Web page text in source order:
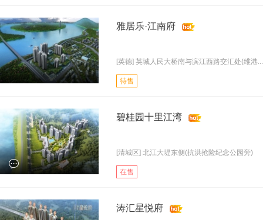
雅居乐·江南府
[英德] 英城人民大桥南与滨江西路交汇处(维港...
待售
碧桂园十里江湾
[清城区] 北江大堤东侧(抗洪抢险纪念公园旁)
在售
涛汇星悦府